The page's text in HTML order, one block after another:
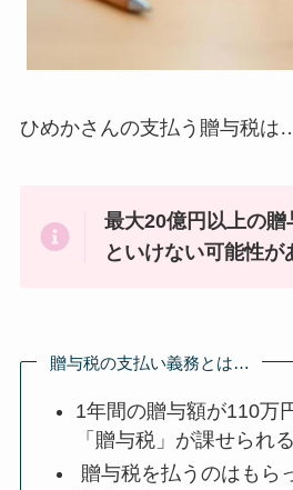
ひめかさんの支払う贈与税は
最大20億円以上の
といけない可能性が
贈与税の支払い義務とは…
1年間の贈与額が110万
「贈与税」が課せられる
贈与税を払うのはもら